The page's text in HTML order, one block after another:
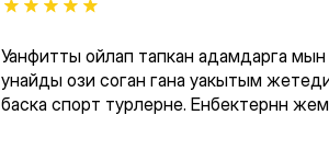
Уанфитты ойлап тапкан адамдарга мын алгыс .маган бассейн
унайды ози соган гана уакытым
баска спорт турлерне. Енбектернн